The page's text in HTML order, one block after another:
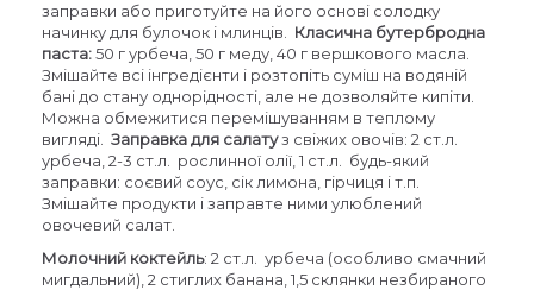
заправки або приготуйте на його основі солодку
начинку для булочок і млинців. Класична бутербродна
паста:50 г урбеча, 50 г меду, 40 г вершкового масла.
Змішайте всі інгредієнти і розтопіть суміш на водяній
бані до стану однорідності, але не дозволяйте кипіти.
Можна обмежитися перемішуванням в теплому
вигляді. Заправка для салатуз свіжих овочів: 2 ст.л.
урбеча, 2-3 ст.л. рослинної олії, 1 ст.л. будь-який
заправки: соєвий соус, сік лимона, гірчиця і т.п.
Змішайте продукти і заправте ними улюблений
овочевий салат.
Молочний коктейль: 2 ст.л. урбеча (особливо смачний
мигдальний), 2 стиглих банана, 1,5 склянки незбираного